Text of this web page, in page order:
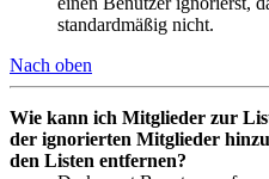
standardmäßig nicht.
Nach oben
Wie kann ich Mitglieder zur
der ignorierten Mitglieder
den Listen entfernen?